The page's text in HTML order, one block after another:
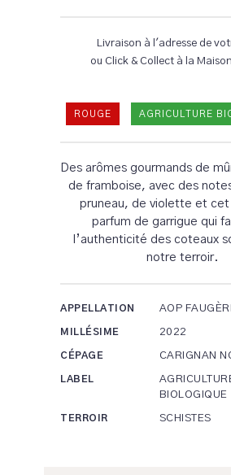
Livraison à l'adresse de
ou Click & Collect à la
ROUGE AGRICULTURE
Des arômes gourmands de
de framboise, avec des
pruneau, de violette et cet
parfum de garrigue qui
l’authenticité des coteaux
notre terroir.
APPELLATION AOP
MILLÉSIME 2022
CÉPAGE CARIGNAN
LABEL
BIOLOGIQUE
TERROIR SCHISTES